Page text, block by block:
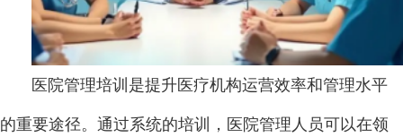
医院管理培训是提升医疗机构运营效率和管理水平
的重要途径。通过系统的培训，医院管理人员可以在领